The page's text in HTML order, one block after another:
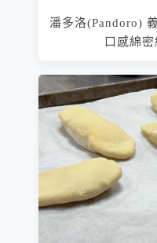
潘多洛(Pandoro)
口感綿